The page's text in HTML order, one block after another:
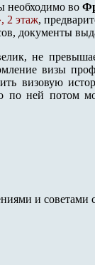
необходимо во
2 этаж,
документы
не
визы
визовую
ней потом
и советами